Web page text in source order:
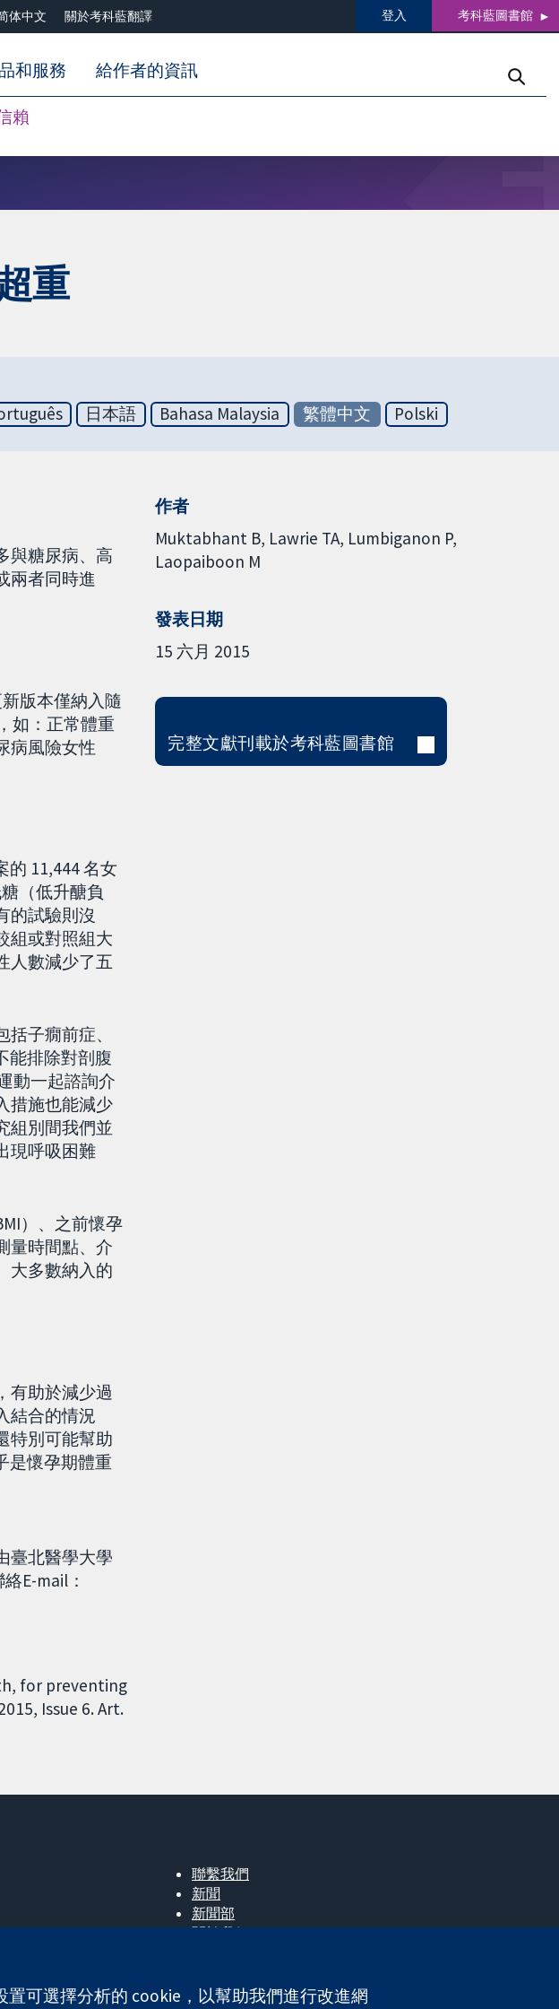
体中文 關於考科藍翻譯 登入 考科藍圖書館
賴
和服務 給作者的資訊
重
日本語 Bahasa Malaysia 繁體中文 Polski
與糖尿病、高
兩者同時進
版本僅納入隨
如：正常體重
病風險女性
的 11,444 名女
（低升醣負
的試驗則沒
組或對照組大
人數減少了五
子癇前症、
能排除對剖腹
動一起諮詢介
措施也能減少
組別間我們並
現呼吸困難
）、之前懷孕
量時間點、介
大多數納入的
有助於減少過
結合的情況
特別可能幫助
是懷孕期體重
臺北醫學大學
E-mail：
for preventing
Issue 6. Art.
作者
Muktabhant B Lawrie TA Lumbiganon P
Laopaiboon M
發表日期
15 六月 2015
完整文獻刊載於考科藍圖書館
聯繫我們
新聞
新聞部
關於我們
可選擇分析的 cookie，以幫助我們進行改進網